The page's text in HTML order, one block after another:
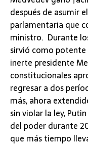
después de asumir
parlamentaria que
ministro. Durante
sirvió como
inerte presidente
constitucionales
regresar a dos
más, ahora
sin violar la ley,
del poder durante
que más tiempo